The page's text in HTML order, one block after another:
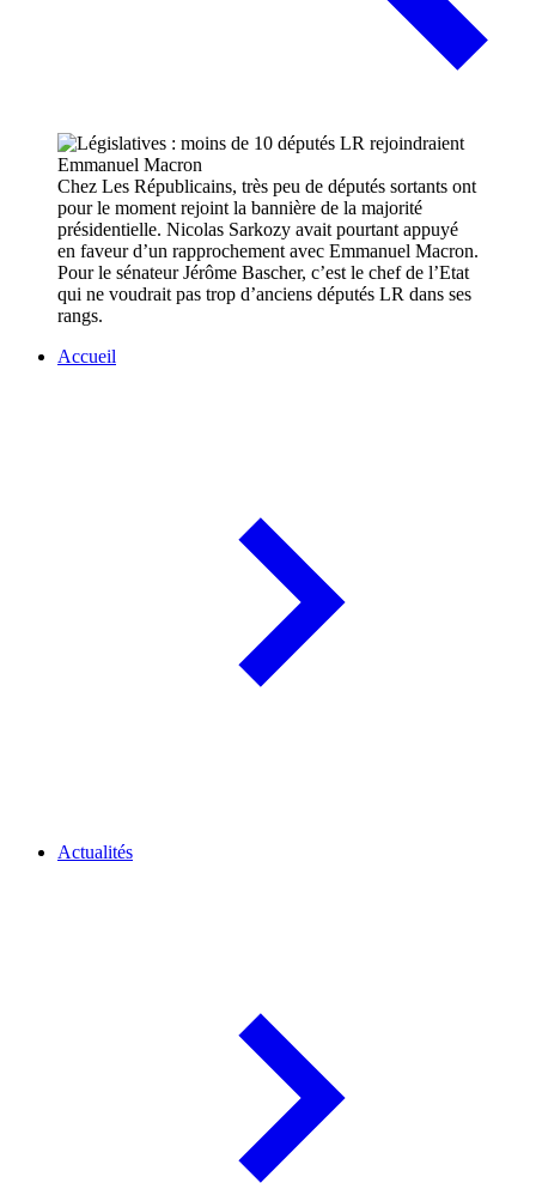
Chez Les Républicains, très peu de députés sortants ont
pour le moment rejoint la bannière de la majorité
présidentielle. Nicolas Sarkozy avait pourtant appuyé
en faveur d’un rapprochement avec Emmanuel Macron.
Pour le sénateur Jérôme Bascher, c’est le chef de l’Etat
qui ne voudrait pas trop d’anciens députés LR dans ses
rangs.
Accueil
Actualités